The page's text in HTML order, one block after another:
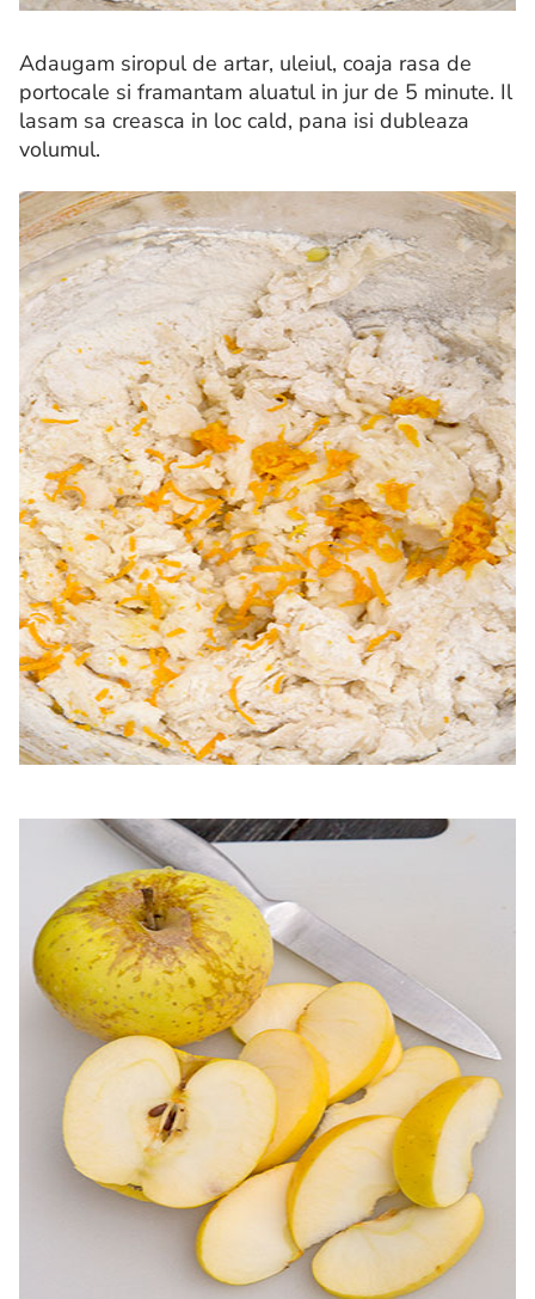
Adaugam siropul de artar, uleiul, coaja rasa de
portocale si framantam aluatul in jur de 5 minute. Il
lasam sa creasca in loc cald, pana isi dubleaza
volumul.